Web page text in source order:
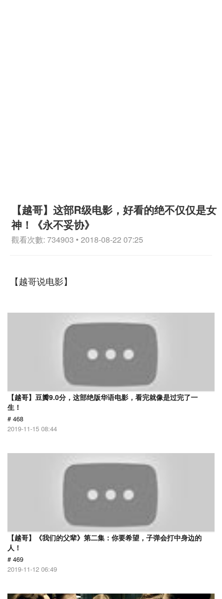
【越哥】这部R级电影，好看的绝不仅仅是女
神！《永不妥协》
觀看次數: 734903 • 2018-08-22 07:25
【越哥说电影】
【越哥】豆瓣9.0分，这部绝版华语电影，看完就像是过完了一
生！
# 468
2019-11-15 08:44
【越哥】《我们的父辈》第二集：你要希望，子弹会打中身边的
人！
# 469
2019-11-12 06:49